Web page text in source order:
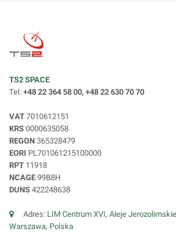
TS2 SPACE
Tel: +48 22 364 58 00, +48 22 630 70 70
VAT 7010612151
KRS 0000635058
REGON 365328479
EORI PL701061215100000
RPT 11918
NCAGE 99B8H
DUNS 422248638
Adres: LIM Centrum XVI, Aleje
Warszawa, Polska